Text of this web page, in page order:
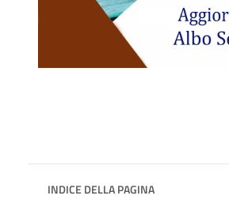
INDICE DELLA PAGINA